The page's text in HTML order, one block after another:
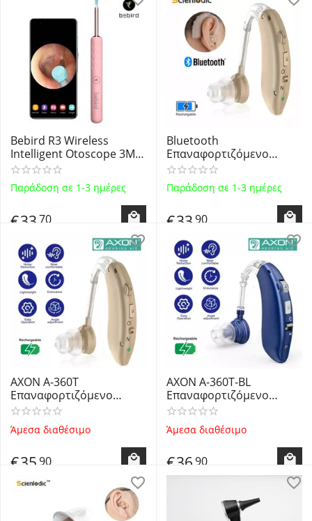
Bebird R3 Wireless
Intelligent Otoscope 3MP
Lens 3.5mm -
Επαναφορτιζόμενο
ωτοσκόπιο WiFi με
κάμερα 3MP & εφαρμογή
για smartphone - PINK
Παράδοση σε 1-3 ημέρες
€3370
Bluetooth
Επαναφορτιζόμενο
Ακουστικό Βαρηκοΐας
Scienlodic G-25BT Skin
Color
Παράδοση σε 1-3 ημέρες
€3390
AXON A-360T
Επαναφορτιζόμενο
Ακουστικό Βαρηκοΐας
Μπεζ με Λειτουργίες
Μείωσης Θορύβου -
Rechargable BTE Hearing
Aid Skin Color
Άμεσα διαθέσιμο
€3590
AXON A-360T-BL
Επαναφορτιζόμενο
Ακουστικό Βαρηκοΐας
Μπλε με Λειτουργίες
Μείωσης Θορύβου -
Rechargable BTE Hearing
Aid Blue Color
Άμεσα διαθέσιμο
€3690